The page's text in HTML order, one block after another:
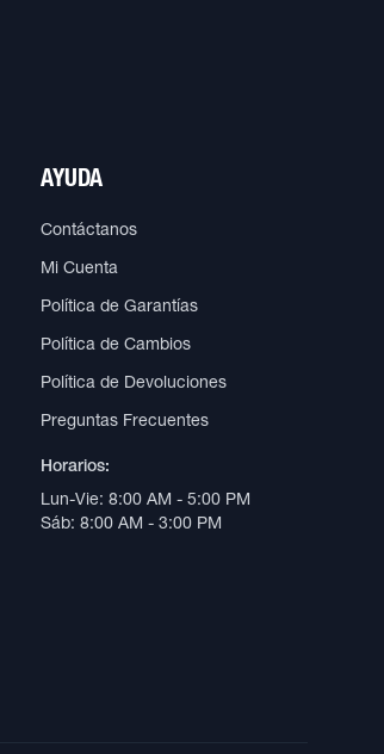
AYUDA
Contáctanos
Mi Cuenta
Política de Garantías
Política de Cambios
Política de Devoluciones
Preguntas Frecuentes
Horarios:
Lun-Vie: 8:00 AM - 5:00 PM
Sáb: 8:00 AM - 3:00 PM